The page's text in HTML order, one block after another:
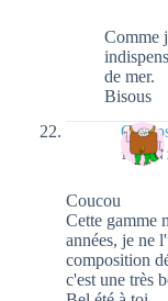
Comme
de mer.
Bisous
16 JUIN
Coucou
Cette gamme
années, je ne
composition
c'est une très